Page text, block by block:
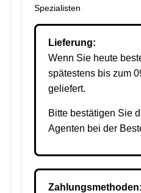
Spezialisten
Lieferung:
Wenn Sie heute
spätestens bis zum
geliefert.
Bitte bestätigen Sie
Agenten bei der
Zahlungsmethoden: